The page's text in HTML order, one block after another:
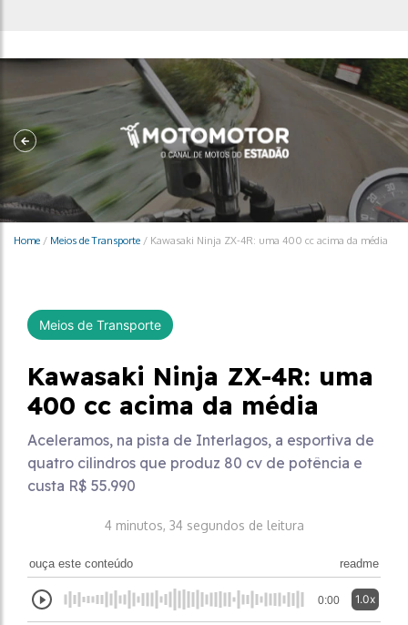
Home / Meios de Transporte / Kawasaki Ninja ZX-4R: uma 400 cc acima da média
Meios de Transporte
Kawasaki Ninja ZX-4R: uma
400 cc acima da média
Aceleramos, na pista de Interlagos, a esportiva de
quatro cilindros que produz 80 cv de potência e
custa R$ 55.990
4 minutos, 34 segundos de leitura
ouça este conteúdo readme
0:00 1.0x